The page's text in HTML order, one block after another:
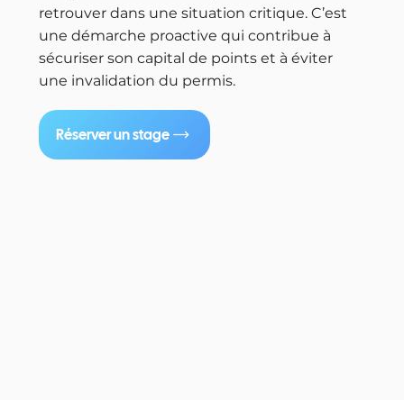
retrouver dans une situation critique. C’est
une démarche proactive qui contribue à
sécuriser son capital de points et à éviter
une invalidation du permis.
Réserver un stage